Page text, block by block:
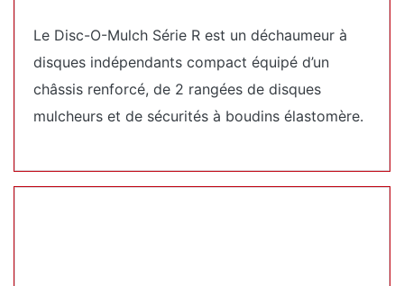
Le Disc-O-Mulch Série R est un déchaumeur à
disques indépendants compact équipé d’un
châssis renforcé, de 2 rangées de disques
mulcheurs et de sécurités à boudins élastomère.